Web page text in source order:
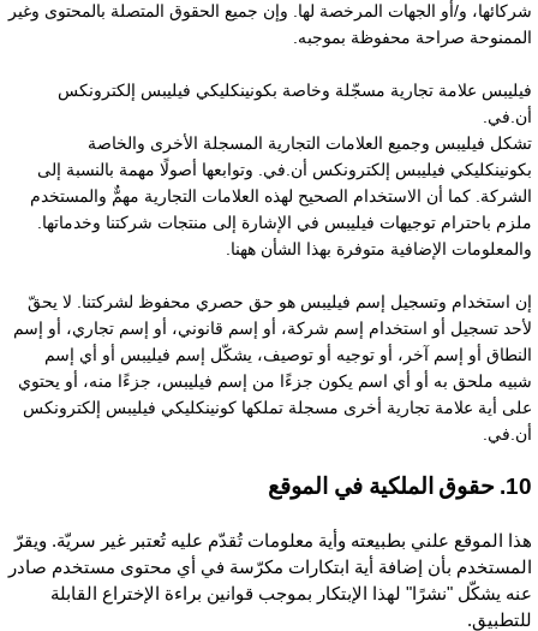
و/أو الجهات المرخصة لها. وإن جميع الحقوق المتصلة بالمحتوى وغير
صراحة محفوظة بموجبه.
علامة تجارية مسجّلة وخاصة بكونينكليكي فيليبس إلكترونكس
فيليبس وجميع العلامات التجارية المسجلة الأخرى والخاصة
فيليبس إلكترونكس أن.في. وتوابعها أصولًا مهمة بالنسبة إلى
كما أن الاستخدام الصحيح لهذه العلامات التجارية مهمٌّ والمستخدم
باحترام توجيهات فيليبس في الإشارة إلى منتجات شركتنا وخدماتها.
الإضافية متوفرة بهذا الشأن ههنا.
استخدام وتسجيل إسم فيليبس هو حق حصري محفوظ لشركتنا. لا يحقّ
تسجيل أو استخدام إسم شركة، أو إسم قانوني، أو إسم تجاري، أو إسم
أو إسم آخر، أو توجيه أو توصيف، يشكّل إسم فيليبس أو أي إسم
ملحق به أو أي اسم يكون جزءًا من إسم فيليبس، جزءًا منه، أو يحتوي
أية علامة تجارية أخرى مسجلة تملكها كونينكليكي فيليبس إلكترونكس
في الموقع
الموقع علني بطبيعته وأية معلومات تُقدّم عليه تُعتبر غير سريّة. ويقرّ
بأن إضافة أية ابتكارات مكرّسة في أي محتوى مستخدم صادر
يشكّل "نشرًا" لهذا الإبتكار بموجب قوانين براءة الإختراع القابلة